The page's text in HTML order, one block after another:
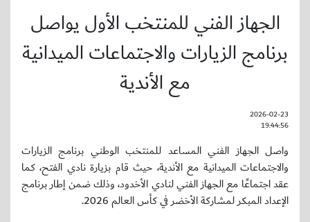
الجهاز الفني للمنتخب الأول يواصل
برنامج الزيارات والاجتماعات الميدانية
مع الأندية
2026-02-23
19:44:56
واصل الجهاز الفني المساعد للمنتخب الوطني برنامج الزيارات
والاجتماعات الميدانية مع الأندية، حيث قام بزيارة نادي الفتح، كما
عقد اجتماعًا مع الجهاز الفني لنادي الأخدود، وذلك ضمن إطار برنامج
الإعداد المبكر لمشاركة الأخضر في كأس العالم 2026.